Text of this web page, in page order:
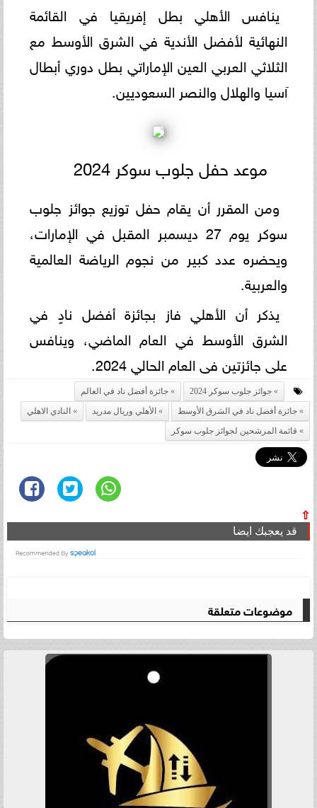
ينافس الأهلي بطل إفريقيا في القائمة
النهائية لأفضل الأندية في الشرق الأوسط مع
الثلاثي العربي العين الإماراتي بطل دوري أبطال
آسيا والهلال والنصر السعوديين.
موعد حفل جلوب سوكر 2024
ومن المقرر أن يقام حفل توزيع جوائز جلوب
سوكر يوم 27 ديسمبر المقبل في الإمارات،
ويحضره عدد كبير من نجوم الرياضة العالمية
والعربية.
يذكر أن الأهلي فاز بجائزة أفضل نادٍ في
الشرق الأوسط في العام الماضي، وينافس
على جائزتين فى العام الحالي 2024.
جوائز جلوب سوكر 2024
جائزة أفضل ناد في العالم
جائزة أفضل ناد في الشرق الأوسط
الأهلي وريال مدريد
النادي الاهلي
قائمة المرشحين لجوائز جلوب سوكر
⇧
قد يعجبك ايضا
موضوعات متعلقة